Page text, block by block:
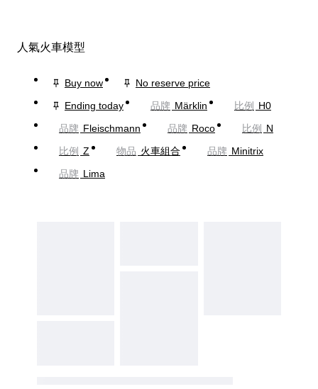
人氣火車模型
Buy now
No reserve price
Ending today
品牌 Märklin 比例
H0
品牌 Fleischmann 品牌 Roco 比例
N
比例 Z 物品 火車組合 品牌 Minitrix
品牌 Lima